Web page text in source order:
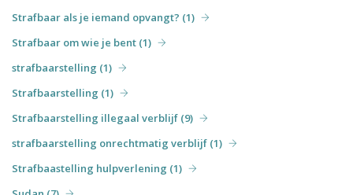
Strafbaar als je iemand opvangt? (1)
Strafbaar om wie je bent (1)
strafbaarstelling (1)
Strafbaarstelling (1)
Strafbaarstelling illegaal verblijf (9)
strafbaarstelling onrechtmatig verblijf (1)
Strafbaastelling hulpverlening (1)